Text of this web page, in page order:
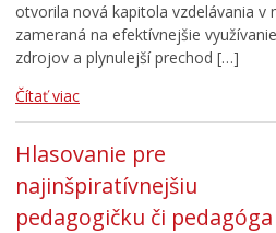
otvorila nová kapitola vzdelávania v
zameraná na efektívnejšie využívanie
zdrojov a plynulejší prechod […]
Čítať viac
Hlasovanie pre
najinšpiratívnejšiu
pedagogičku či pedagóga